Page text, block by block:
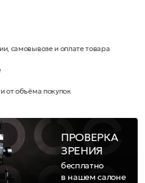
самовывозе и оплате товара
от объёма покупок
ПРОВЕРКА
ЗРЕНИЯ
бесплатно
в нашем салоне